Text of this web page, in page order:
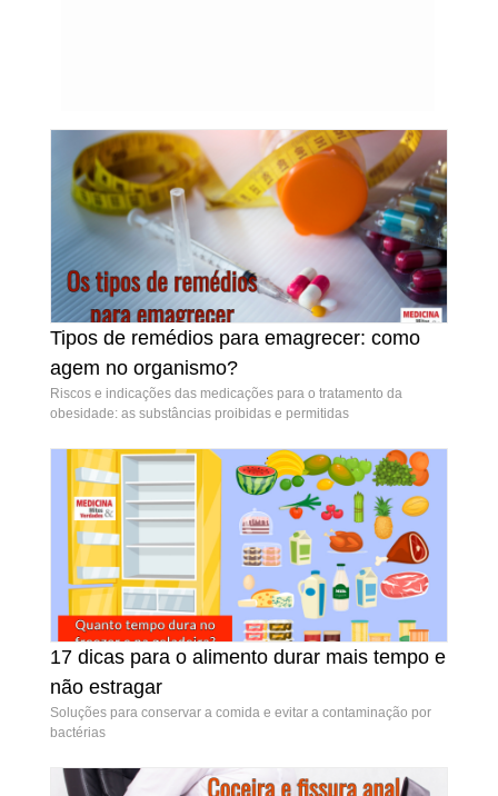
Tipos de remédios para emagrecer: como
agem no organismo?
Tipos de remédios para emagrecer: como
agem no organismo?
Riscos e indicações das medicações para o tratamento da
obesidade: as substâncias proibidas e permitidas
17 dicas para o alimento durar mais tempo e
não estragar
17 dicas para o alimento durar mais tempo e
não estragar
Soluções para conservar a comida e evitar a contaminação por
bactérias